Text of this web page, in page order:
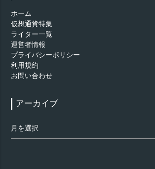
ホーム
仮想通貨特集
ライター一覧
運営者情報
プライバシーポリシー
利用規約
お問い合わせ
アーカイブ
ー